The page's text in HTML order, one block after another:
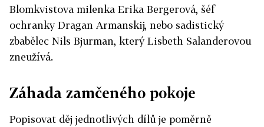
Blomkvistova milenka Erika Bergerová, šéf
ochranky Dragan Armanskij, nebo sadistický
zbabělec Nils Bjurman, který Lisbeth Salanderovou
zneužívá.
Záhada zamčeného pokoje
Popisovat děj jednotlivých dílů je poměrně